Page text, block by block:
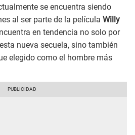
se encuentra siendo
al ser parte de la película Willy
en tendencia no solo por
nueva secuela, sino también
elegido como el hombre más